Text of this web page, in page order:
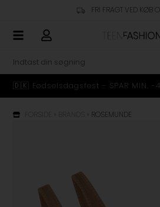
FRI FRAGT VED KØB
🇩🇰 Fødselsdagsfest - SPAR MIN.
ROSEMUNDE